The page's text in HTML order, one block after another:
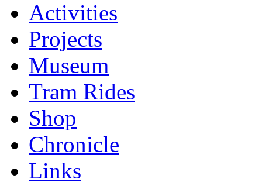
Activities
Projects
Museum
Tram Rides
Shop
Chronicle
Links